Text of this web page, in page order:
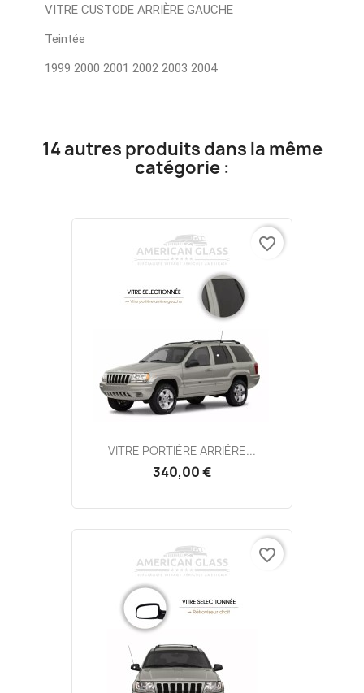
VITRE CUSTODE ARRIÈRE GAUCHE
Teintée
1999 2000 2001 2002 2003 2004
14 autres produits dans la même
catégorie :
VITRE PORTIÈRE ARRIÈRE...
340,00 €
favorite_border
favorite_border